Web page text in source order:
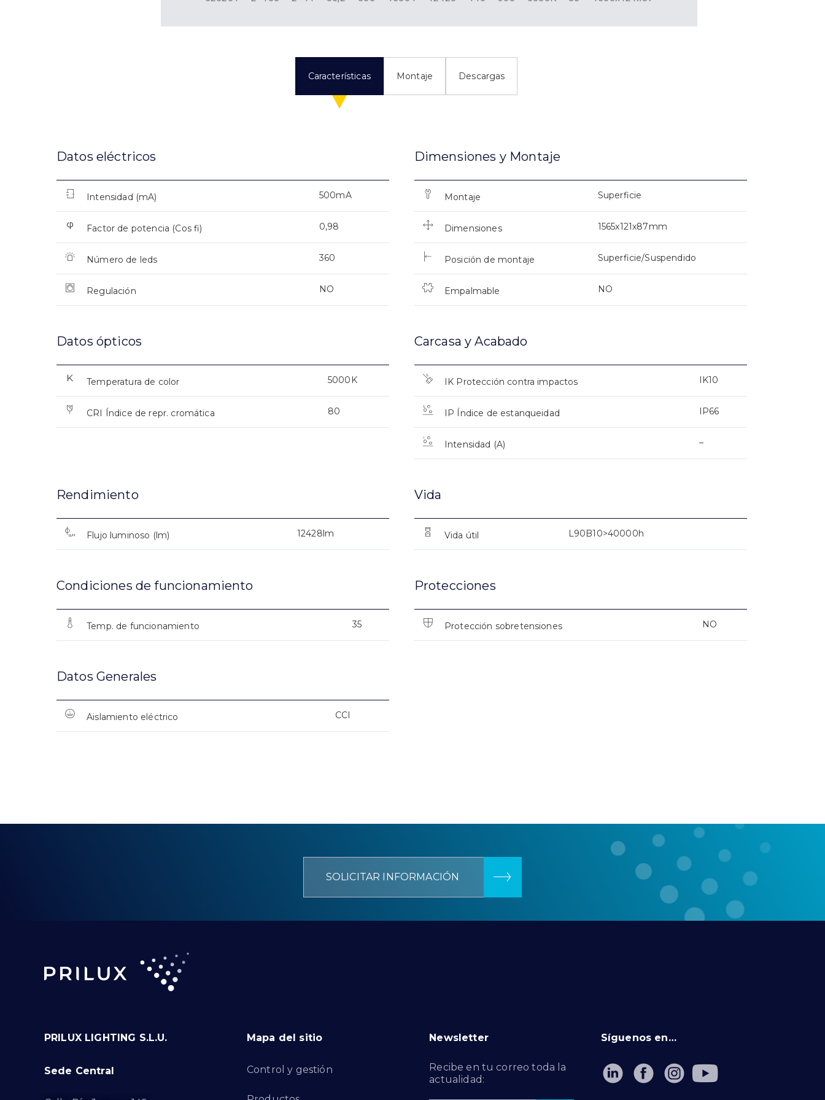
Características Montaje Descargas
Datos eléctricos
Intensidad (mA) 500mA
Factor de potencia (Cos fi) 0,98
Número de leds 360
Regulación NO
Dimensiones y Montaje
Montaje Superficie
Dimensiones 1565x121x87mm
Posición de montaje Superficie/Suspendido
Empalmable NO
Datos ópticos
Temperatura de color 5000K
CRI Índice de repr. cromática 80
Carcasa y Acabado
IK Protección contra impactos IK10
IP Índice de estanqueidad IP66
Intensidad (A) –
Rendimiento
Flujo luminoso (lm) 12428lm
Vida
Vida útil L90B10>40000h
Condiciones de funcionamiento
Temp. de funcionamiento 35
Protecciones
Protección sobretensiones NO
Datos Generales
Aislamiento eléctrico CCI
SOLICITAR INFORMACIÓN
PRILUX LIGHTING S.L.U.
Sede Central
Mapa del sitio
Control y gestión
Newsletter
Recibe en tu correo toda la
actualidad:
Síguenos en…